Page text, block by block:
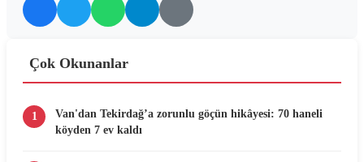
Çok Okunanlar
1
Van'dan Tekirdağ’a zorunlu göçün hikâyesi: 70 haneli
köyden 7 ev kaldı